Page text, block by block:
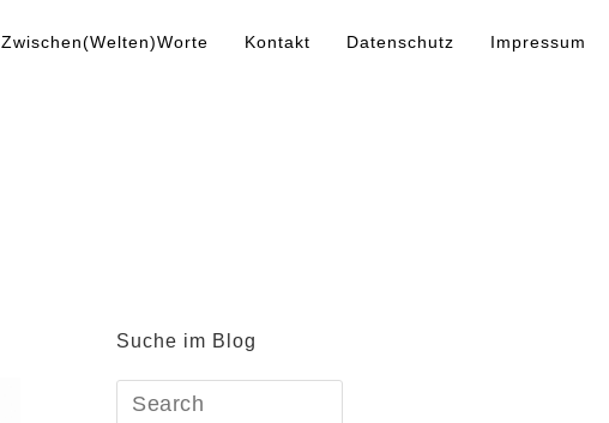
Zwischen(Welten)Worte Kontakt Datenschutz Impressum
Suche im Blog